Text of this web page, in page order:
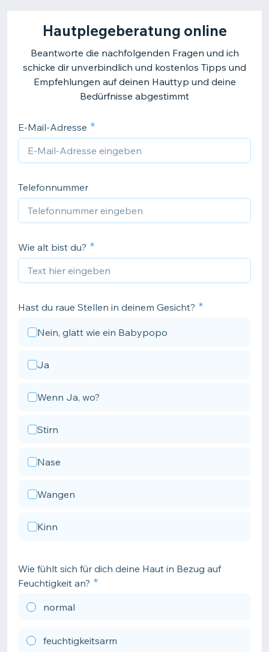
Hautplegeberatung online
Beantworte die nachfolgenden Fragen und ich
schicke dir unverbindlich und kostenlos Tipps und
Empfehlungen auf deinen Hauttyp und deine
Bedürfnisse abgestimmt
E-Mail-Adresse
Telefonnummer
Wie alt bist du?
Hast du raue Stellen in deinem Gesicht?
Nein, glatt wie ein Babypopo
Ja
Wenn Ja, wo?
Stirn
Nase
Wangen
Kinn
Wie fühlt sich für dich deine Haut in Bezug auf
Feuchtigkeit an?
normal
feuchtigkeitsarm